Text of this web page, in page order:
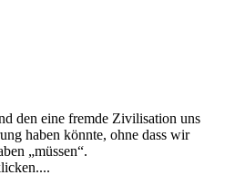
den eine fremde Zivilisation uns
haben könnte, ohne dass wir
„müssen“.